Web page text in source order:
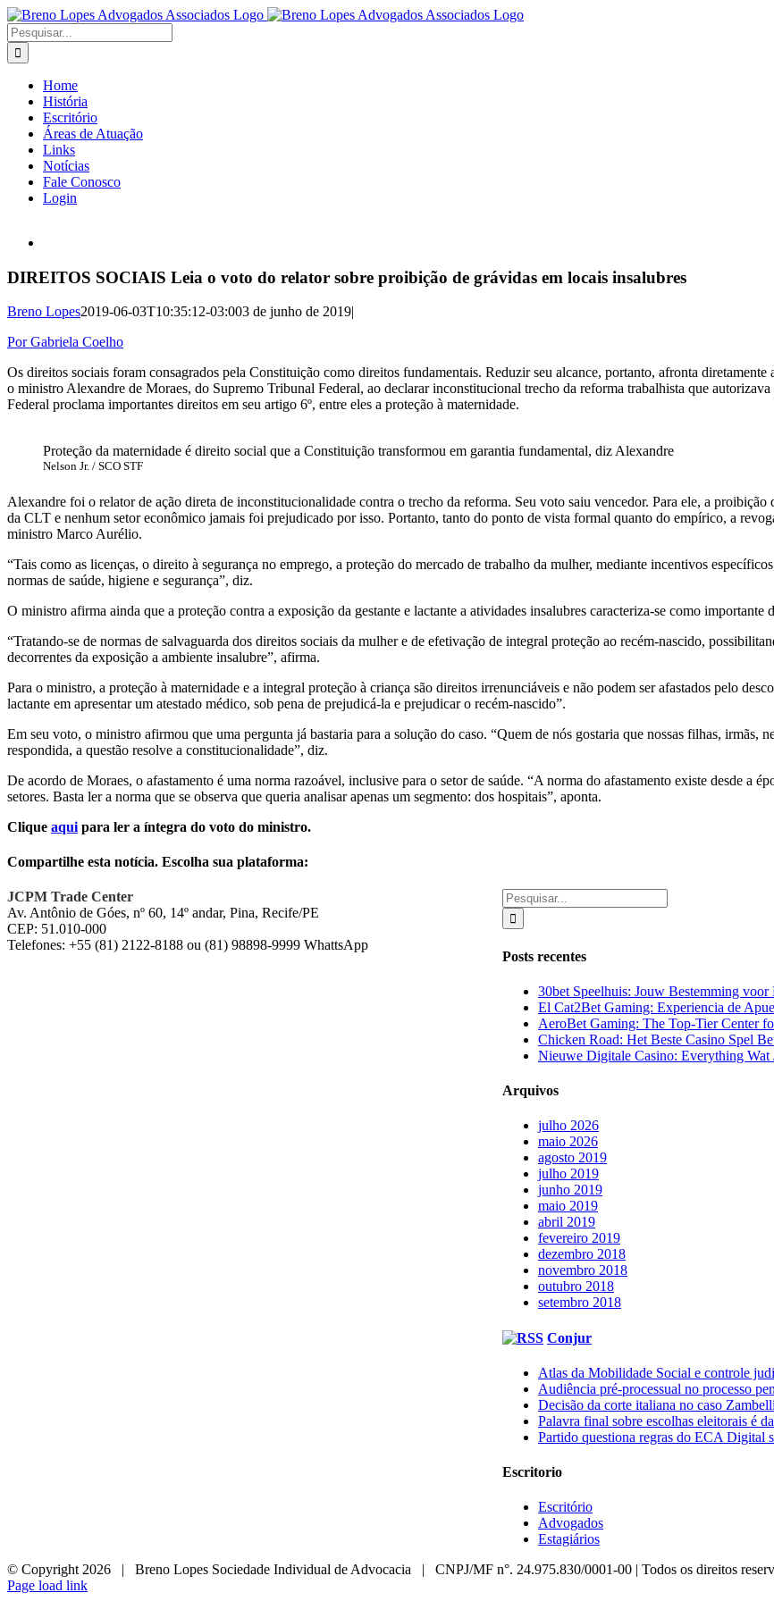
Ir
para
o
conteúdo
Buscar
resultados
para:
Home
História
Escritório
Áreas de Atuação
Links
Notícias
Fale Conosco
Login
Image
DIREITOS SOCIAIS Leia o voto do relator sobre proibição de grávidas em locais insalubres
Breno Lopes2019-06-03T10:35:12-03:003 de junho de 2019|
Por Gabriela Coelho
Os direitos sociais foram consagrados pela Constituição como direitos fundamentais. Reduzir seu alcance, portanto, afronta
o ministro Alexandre de Moraes, do Supremo Tribunal Federal, ao declarar inconstitucional trecho da reforma trabalhista que
Federal proclama importantes direitos em seu artigo 6º, entre eles a proteção à maternidade.
Proteção da maternidade é direito social que a Constituição transformou em garantia fundamental, diz Alexandre
Nelson Jr. / SCO STF
Alexandre foi o relator de ação direta de inconstitucionalidade contra o trecho da reforma. Seu voto saiu vencedor. Para ele, a
da CLT e nenhum setor econômico jamais foi prejudicado por isso. Portanto, tanto do ponto de vista formal quanto do empírico, a
ministro Marco Aurélio.
“Tais como as licenças, o direito à segurança no emprego, a proteção do mercado de trabalho da mulher, mediante incentivos
normas de saúde, higiene e segurança”, diz.
O ministro afirma ainda que a proteção contra a exposição da gestante e lactante a atividades insalubres caracteriza-se como
“Tratando-se de normas de salvaguarda dos direitos sociais da mulher e de efetivação de integral proteção ao recém-nascido,
decorrentes da exposição a ambiente insalubre”, afirma.
Para o ministro, a proteção à maternidade e a integral proteção à criança são direitos irrenunciáveis e não podem ser afastados pelo
lactante em apresentar um atestado médico, sob pena de prejudicá-la e prejudicar o recém-nascido”.
Em seu voto, o ministro afirmou que uma pergunta já bastaria para a solução do caso. “Quem de nós gostaria que nossas filhas, irmãs,
respondida, a questão resolve a constitucionalidade”, diz.
De acordo de Moraes, o afastamento é uma norma razoável, inclusive para o setor de saúde. “A norma do afastamento existe desde a
setores. Basta ler a norma que se observa que queria analisar apenas um segmento: dos hospitais”, aponta.
Clique aqui para ler a íntegra do voto do ministro.
Compartilhe esta notícia. Escolha sua plataforma:
Facebook
Twitter
WhatsApp
E-
mail
Buscar
resultados
para:
Posts recentes
30bet Speelhuis: Jouw Bestemming
El Cat2Bet Gaming: Experiencia de
AeroBet Gaming: The Top-Tier Center
Chicken Road: Het Beste Casino Spel
Nieuwe Digitale Casino: Everything Wat
Arquivos
julho 2026
maio 2026
agosto 2019
julho 2019
junho 2019
maio 2019
abril 2019
fevereiro 2019
dezembro 2018
novembro 2018
outubro 2018
setembro 2018
Conjur
Atlas da Mobilidade Social e controle
Audiência pré-processual no processo
Decisão da corte italiana no caso
Palavra final sobre escolhas eleitorais é
Partido questiona regras do ECA Digital
Escritorio
Escritório
Advogados
Estagiários
JCPM Trade Center
Av. Antônio de Góes, nº 60, 14º andar, Pina, Recife/PE
CEP: 51.010-000
Telefones: +55 (81) 2122-8188 ou (81) 98898-9999 WhattsApp
© Copyright2026 | Breno Lopes Sociedade Individual de Advocacia | CNPJ/MF n°. 24.975.830/0001-00 | Todos os direitos
Facebook
LinkedIn
Instagram
Twitter
Page load link